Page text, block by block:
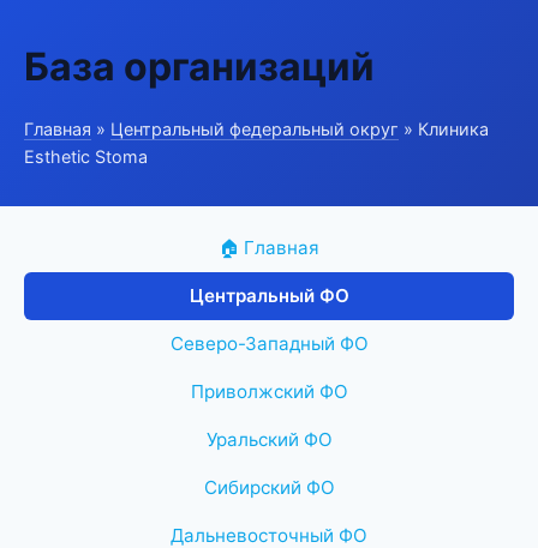
База организаций
Главная » Центральный федеральный округ » Клиника
Esthetic Stoma
🏠 Главная
Центральный ФО
Северо-Западный ФО
Приволжский ФО
Уральский ФО
Сибирский ФО
Дальневосточный ФО